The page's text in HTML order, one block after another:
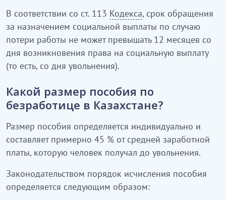
В соответствии со ст. 113 Кодекса, срок обращения
за назначением социальной выплаты по случаю
потери работы не может превышать 12 месяцев со
дня возникновения права на социальную выплату
(то есть, со дня увольнения).
Какой размер пособия по
безработице в Казахстане?
Размер пособия определяется индивидуально и
составляет примерно 45 % от средней заработной
платы, которую человек получал до увольнения.
Законодательством порядок исчисления пособия
определяется следующим образом: